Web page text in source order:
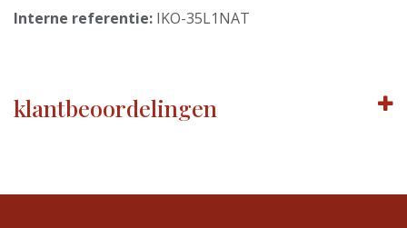
Interne referentie: IKO-35L1NAT
klantbeoordelingen